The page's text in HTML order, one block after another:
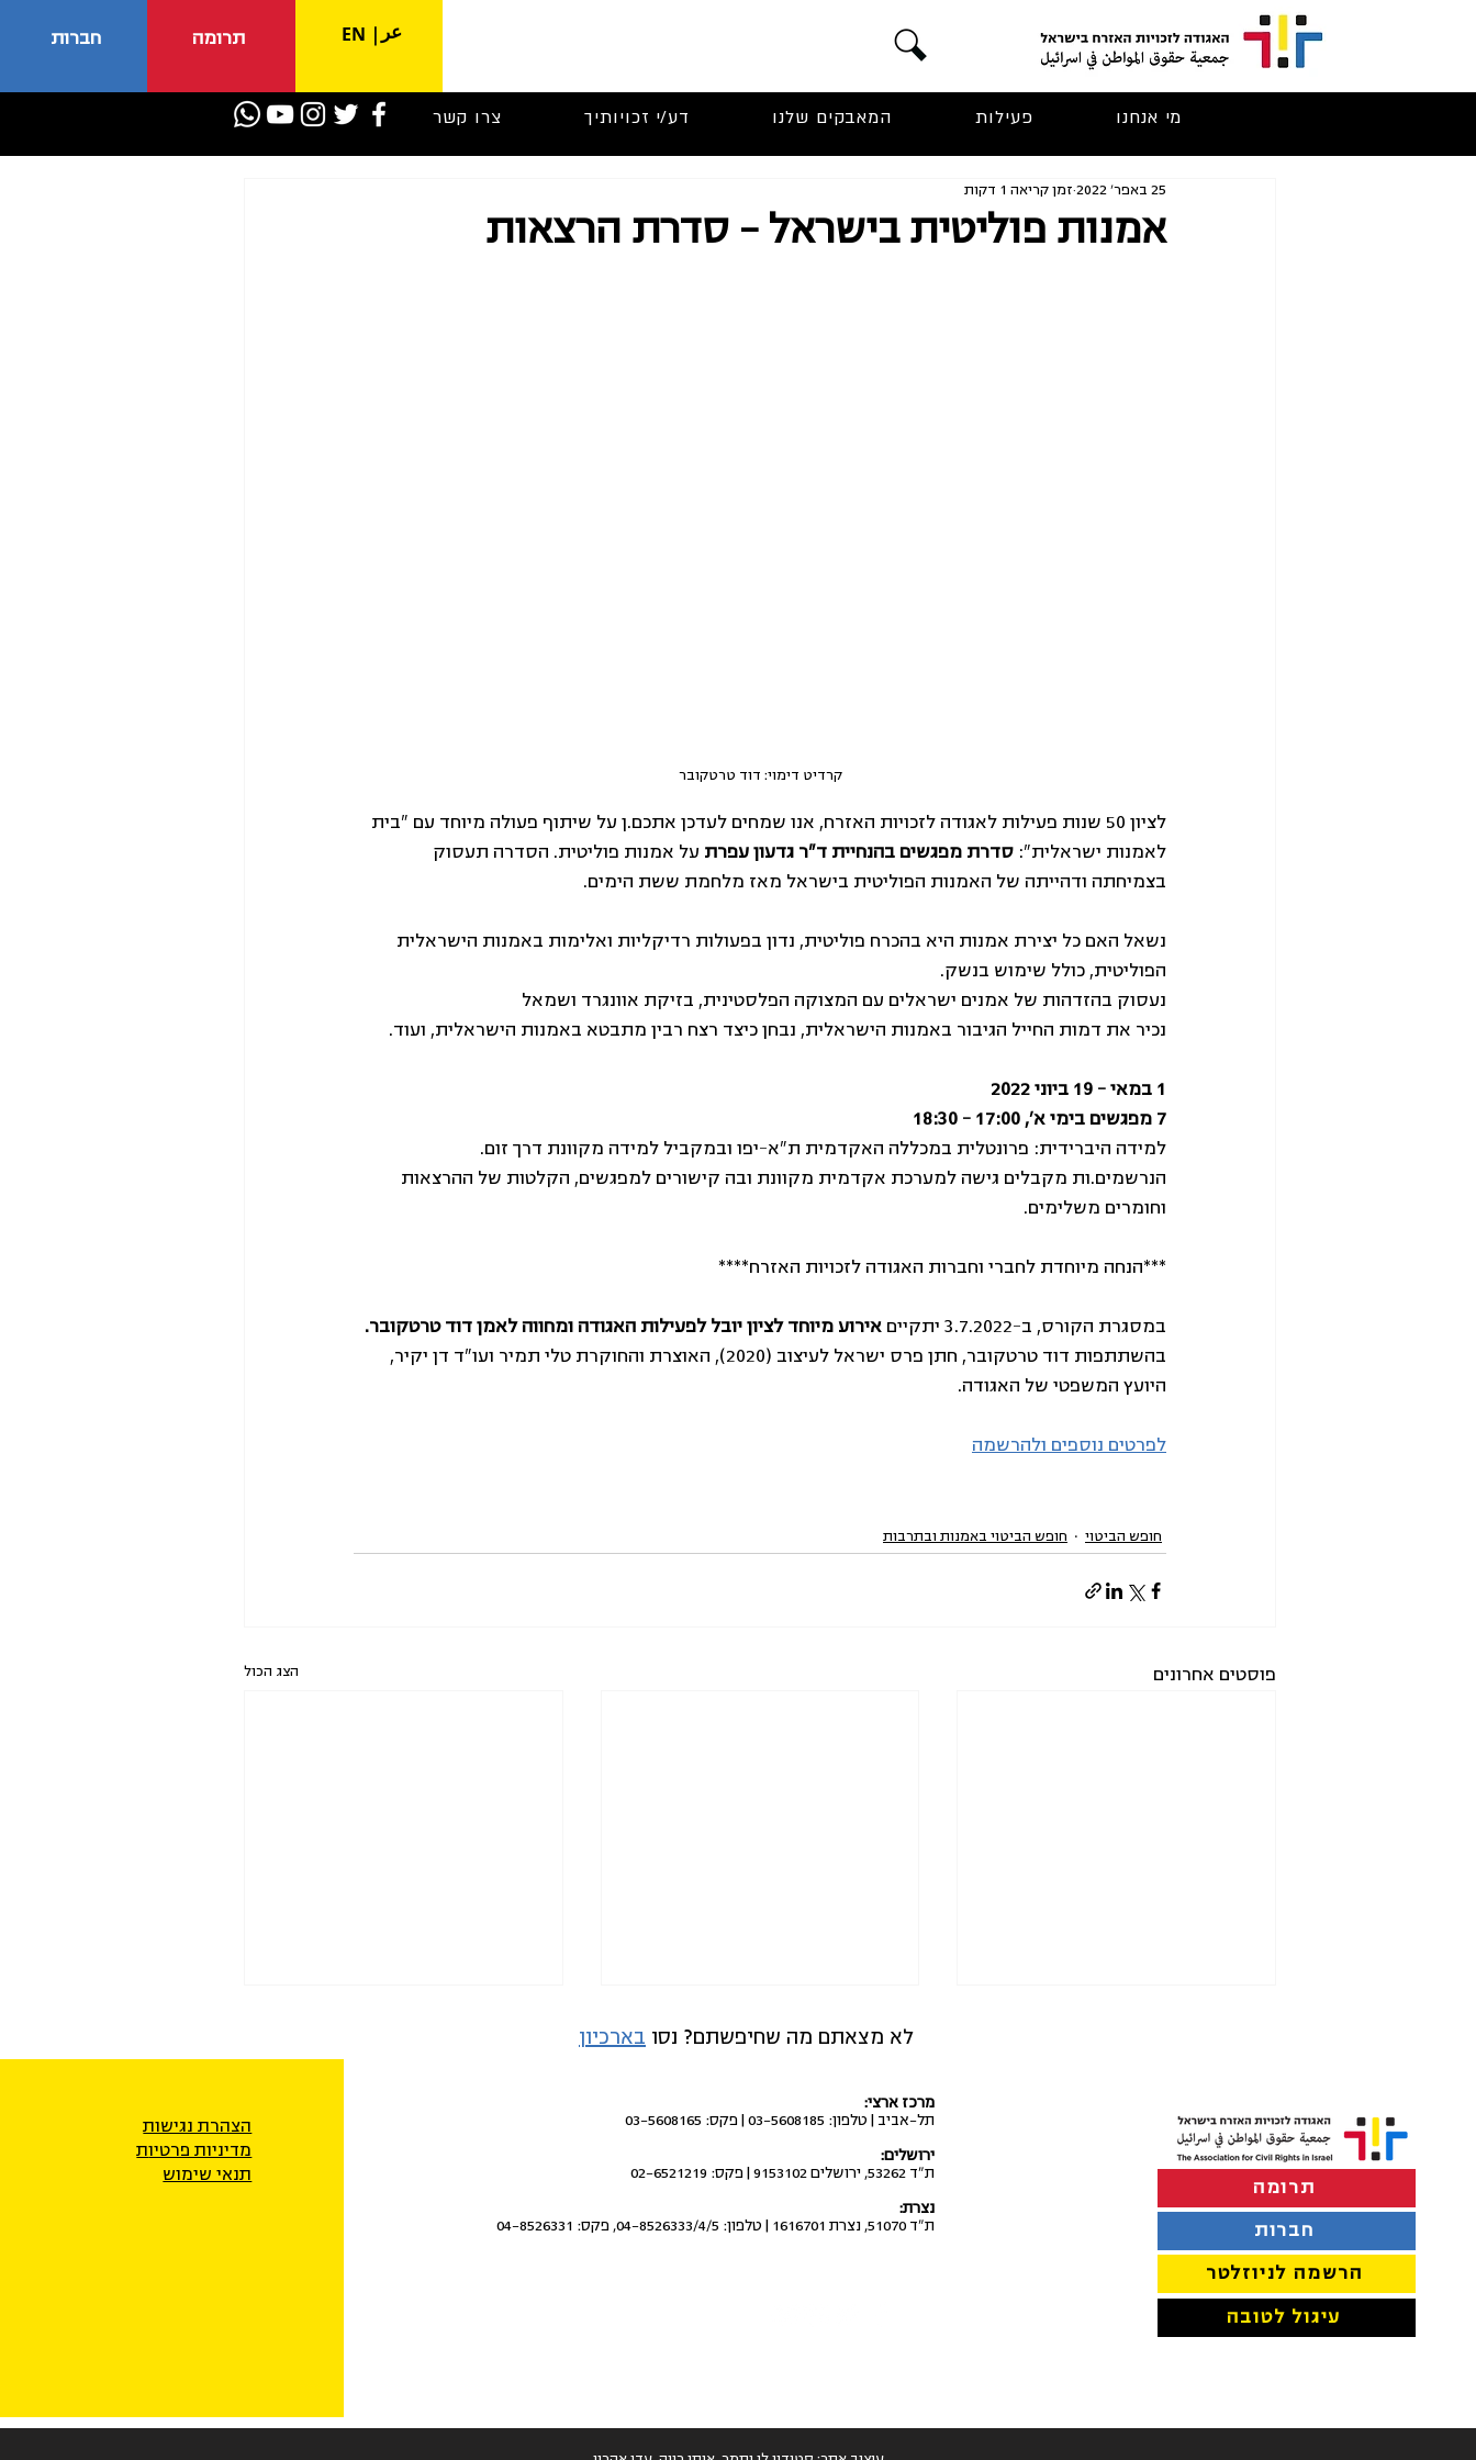
חברות תרומה عر EN
מי אנחנו פעילות המאבקים שלנו דע/י זכויותיך צרו קשר
אמנות פוליטית בישראל - סדרת הרצאות
25 באפר׳ 2022 זמן קריאה 1 דקות
קרדיט דימוי: דוד טרטקובר
לציון 50 שנות פעילות לאגודה לזכויות האזרח, אנו שמחים לעדכן אתכם.ן על שיתוף פעולה מיוחד עם "בית
לאמנות ישראלית": סדרת מפגשים בהנחיית ד"ר גדעון עפרת על אמנות פוליטית. הסדרה תעסוק
בצמיחתה ודהייתה של האמנות הפוליטית בישראל מאז מלחמת ששת הימים.
נשאל האם כל יצירת אמנות היא בהכרח פוליטית, נדון בפעולות רדיקליות ואלימות באמנות הישראלית
הפוליטית, כולל שימוש בנשק.
נעסוק בהזדהות של אמנים ישראלים עם המצוקה הפלסטינית, בזיקת אוונגרד ושמאל
נכיר את דמות החייל הגיבור באמנות הישראלית, נבחן כיצד רצח רבין מתבטא באמנות הישראלית, ועוד.
1 במאי – 19 ביוני 2022
7 מפגשים בימי א’, 17:00 – 18:30
למידה היברידית: פרונטלית במכללה האקדמית ת”א-יפו ובמקביל למידה מקוונת דרך זום.
הנרשמים.ות מקבלים גישה למערכת אקדמית מקוונת ובה קישורים למפגשים, הקלטות של ההרצאות
וחומרים משלימים.
***הנחה מיוחדת לחברי וחברות האגודה לזכויות האזרח****
במסגרת הקורס, ב-3.7.2022 יתקיים
אירוע מיוחד לציון יובל לפעילות האגודה ומחווה לאמן דוד טרטקובר.
בהשתתפות דוד טרטקובר, חתן פרס ישראל לעיצוב (2020), האוצרת והחוקרת טלי תמיר ועו”ד דן יקיר,
היועץ המשפטי של האגודה.
לפרטים נוספים ולהרשמה
חופש הביטוי חופש הביטוי באמנות ובתרבות
פוסטים אחרונים הצג הכול
פוליטיים על מרפסות פרטיות!
עיתונאים ומקורותיהם
לא מצאתם מה שחיפשתם? נסו בארכיון
הצהרת נגישות
מדיניות פרטיות
תנאי שימוש
מרכז ארצי:
תל-אביב | טלפון: 03-5608185 | פקס: 03-5608165
ירושלים:
ת"ד 53262, ירושלים 9153102 | פקס: 02-6521219
נצרת:
ת"ד 51070, נצרת 1616701 | טלפון: 04-8526333/4/5, פקס: 04-8526331
תרומה
חברות
הרשמה לניוזלטר
עיגול לטובה